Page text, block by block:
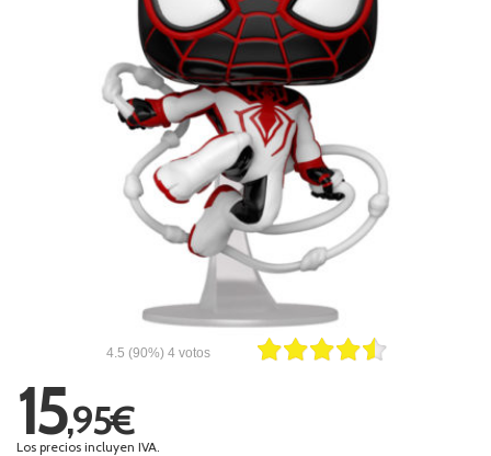
4.5 (90%) 4 votos
15,95€
Los precios incluyen IVA.